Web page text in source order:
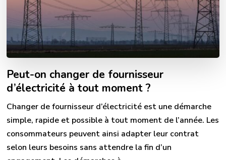
Peut-on changer de fournisseur
d’électricité à tout moment ?
Changer de fournisseur d’électricité est une démarche
simple, rapide et possible à tout moment de l’année. Les
consommateurs peuvent ainsi adapter leur contrat
selon leurs besoins sans attendre la fin d’un